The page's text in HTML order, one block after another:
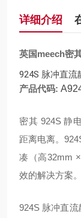
详细介绍
英国meech密
924S 脉冲直流
产品代码:
密其 924S 静
距离电离。
凑（高32mm
效的解决方案。
924S 脉冲直